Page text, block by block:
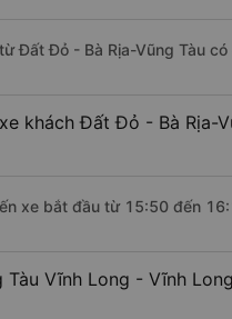
Đất Đỏ - Bà Rịa-Vũng Tàu
khách Đất Đỏ - Bà Rịa-
xe bắt đầu từ 15:50 đến
Vĩnh Long - Vĩnh